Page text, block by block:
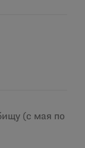
(с мая по